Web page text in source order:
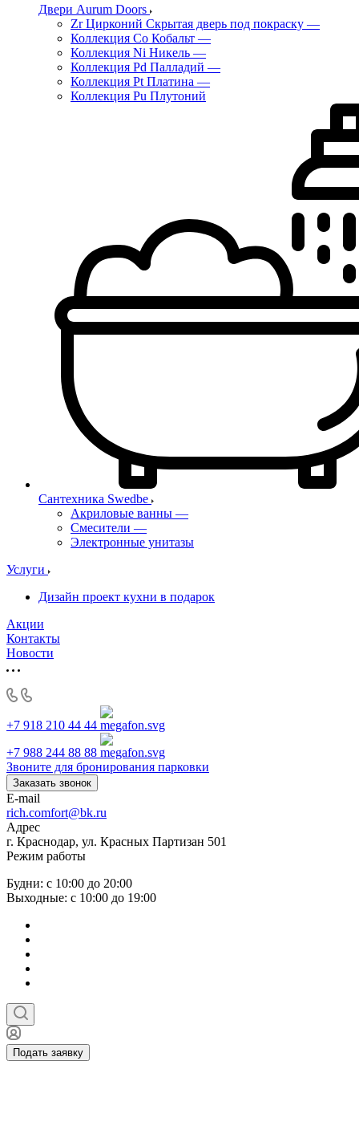
Двери Aurum Doors
Zr Цирконий Скрытая дверь под покраску —
Коллекция Co Кобальт —
Коллекция Ni Никель —
Коллекция Pd Палладий —
Коллекция Pt Платина —
Коллекция Pu Плутоний
Сантехника Swedbe
Акриловые ванны —
Смесители —
Электронные унитазы
Услуги
Дизайн проект кухни в подарок
Акции
Контакты
Новости
+7 918 210 44 44
+7 988 244 88 88
Звоните для бронирования парковки
Заказать звонок
E-mail
rich.comfort@bk.ru
Адрес
г. Краснодар, ул. Красных Партизан 501
Режим работы
Будни: с 10:00 до 20:00
Выходные: с 10:00 до 19:00
Подать заявку